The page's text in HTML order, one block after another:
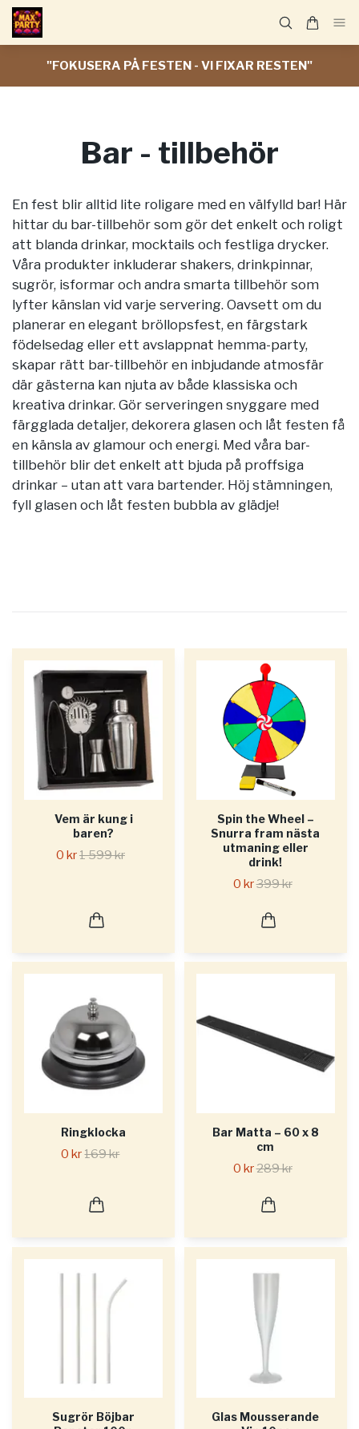
"FOKUSERA PÅ FESTEN - VI FIXAR RESTEN"
Bar - tillbehör
En fest blir alltid lite roligare med en välfylld bar! Här
hittar du bar-tillbehör som gör det enkelt och roligt
att blanda drinkar, mocktails och festliga drycker.
Våra produkter inkluderar shakers, drinkpinnar,
sugrör, isformar och andra smarta tillbehör som
lyfter känslan vid varje servering. Oavsett om du
planerar en elegant bröllopsfest, en färgstark
födelsedag eller ett avslappnat hemma-party,
skapar rätt bar-tillbehör en inbjudande atmosfär
där gästerna kan njuta av både klassiska och
kreativa drinkar. Gör serveringen snyggare med
färgglada detaljer, dekorera glasen och låt festen få
en känsla av glamour och energi. Med våra bar-
tillbehör blir det enkelt att bjuda på proffsiga
drinkar – utan att vara bartender. Höj stämningen,
fyll glasen och låt festen bubbla av glädje!
Vem är kung i
baren?
0 kr1 599 kr
Spin the Wheel –
Snurra fram nästa
utmaning eller
drink!
0 kr399 kr
Ringklocka
0 kr169 kr
Bar Matta – 60 x 8
cm
0 kr289 kr
Sugrör Böjbar
Glas Mousserande